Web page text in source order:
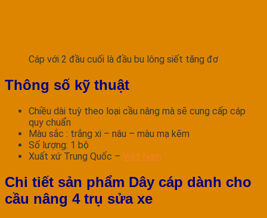
Cáp với 2 đầu cuối là đầu bu lông siết tăng đơ
Thông số kỹ thuật
Chiều dài tuỳ theo loại cầu nâng mà sẽ cung cấp cáp
quy chuẩn
Màu sắc : trắng xi – nâu – màu mạ kẽm
Số lượng: 1 bộ
Xuất xứ Trung Quốc – Việt Nam
Chi tiết sản phẩm Dây cáp dành cho
cầu nâng 4 trụ sửa xe